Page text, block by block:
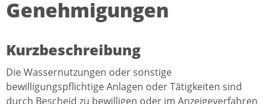
Genehmigungen
Kurzbeschreibung
Die Wassernutzungen oder sonstige
bewilligungspflichtige Anlagen oder Tätigkeiten sind
durch Bescheid zu bewilligen oder im Anzeigeverfahren